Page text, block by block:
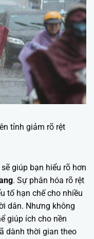
tỉnh giảm rõ rệt
giúp bạn hiểu rõ hơn
. Sự phân hóa rõ rệt
tố hạn chế cho nhiều
dân. Nhưng không
giúp ích cho nền
dành thời gian theo